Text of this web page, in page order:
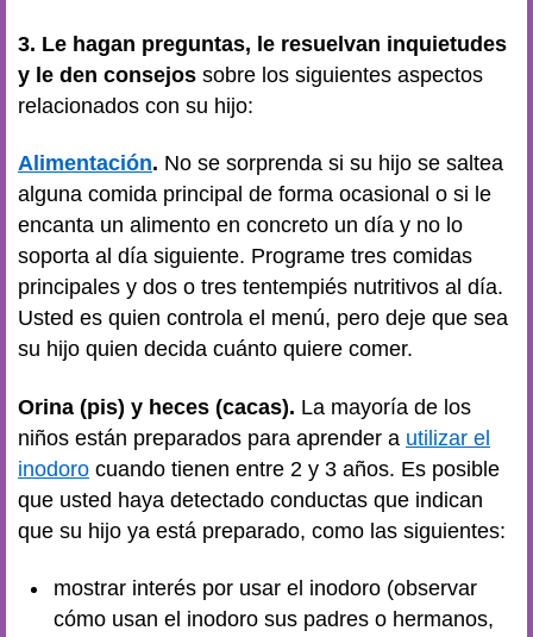
3. Le hagan preguntas, le resuelvan inquietudes
y le den consejos sobre los siguientes aspectos
relacionados con su hijo:
Alimentación. No se sorprenda si su hijo se saltea
alguna comida principal de forma ocasional o si le
encanta un alimento en concreto un día y no lo
soporta al día siguiente. Programe tres comidas
principales y dos o tres tentempiés nutritivos al día.
Usted es quien controla el menú, pero deje que sea
su hijo quien decida cuánto quiere comer.
Orina (pis) y heces (cacas). La mayoría de los
niños están preparados para aprender a utilizar el
inodoro cuando tienen entre 2 y 3 años. Es posible
que usted haya detectado conductas que indican
que su hijo ya está preparado, como las siguientes:
mostrar interés por usar el inodoro (observar
cómo usan el inodoro sus padres o hermanos,